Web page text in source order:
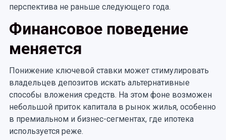
перспектива не раньше следующего года.
Финансовое поведение
меняется
Понижение ключевой ставки может стимулировать
владельцев депозитов искать альтернативные
способы вложения средств. На этом фоне возможен
небольшой приток капитала в рынок жилья, особенно
в премиальном и бизнес-сегментах, где ипотека
используется реже.